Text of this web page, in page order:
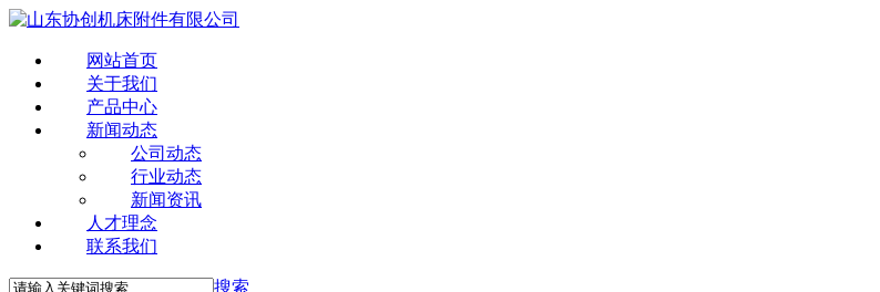
网站首页
关于我们
产品中心
新闻动态
公司动态
行业动态
新闻资讯
人才理念
联系我们
搜索